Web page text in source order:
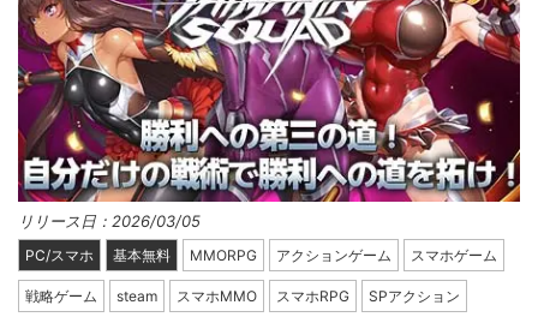
リリース日：2026/03/05
PC/スマホ 基本無料 MMORPG アクションゲーム スマホゲーム
戦略ゲーム steam スマホMMO スマホRPG SPアクション